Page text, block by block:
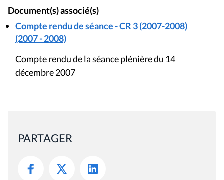
Document(s) associé(s)
Compte rendu de séance - CR 3 (2007-2008)
(2007 - 2008)
Compte rendu de la séance plénière du 14
décembre 2007
PARTAGER